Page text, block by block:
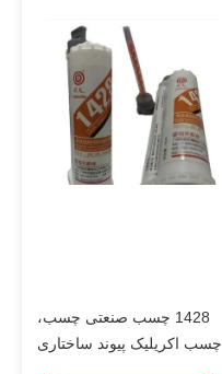
1428 چسب صنعتی چسب،
چسب اکریلیک پیوند ساختاری